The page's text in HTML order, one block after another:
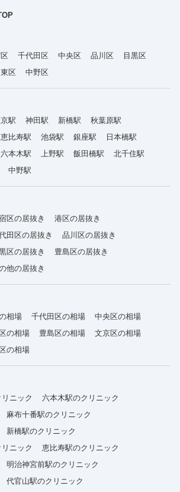
千代田区 中央区 品川区
目黒区
区 中野区
駅 神田駅 新橋駅
秋葉原駅
恵比寿駅 池袋駅 銀座駅
日本橋駅
六本木駅 上野駅 飯田橋駅
北千住駅
中野駅
区の居抜き
港区の居抜き
田区の居抜き
品川区の居抜き
区の居抜き
豊島区の居抜き
他の居抜き
相場 千代田区の相場
中央区の相場
の相場 豊島区の相場
文京区の相場
の相場
ニック
六本木駅のクリニック
麻布十番駅のクリニック
新橋駅のクリニック
ニック
恵比寿駅のクリニック
明治神宮前駅のクリニック
代官山駅のクリニック